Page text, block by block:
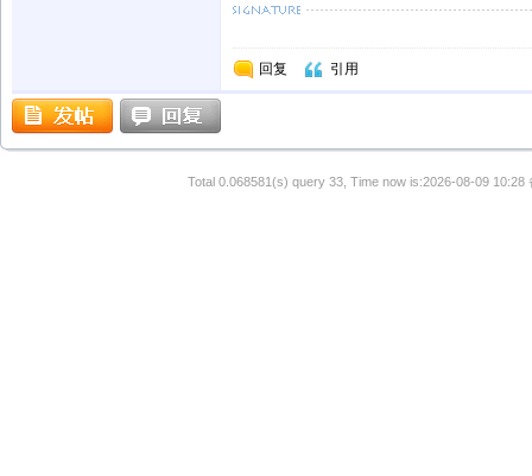
回复 引用
Total 0.068581(s) query 33, Time now is:2026-08-09 10:28